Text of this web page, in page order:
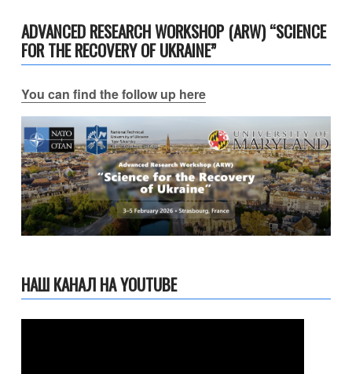
ADVANCED RESEARCH WORKSHOP (ARW) “SCIENCE
FOR THE RECOVERY OF UKRAINE”
You can find the follow up here
НАШ КАНАЛ НА YOUTUBE